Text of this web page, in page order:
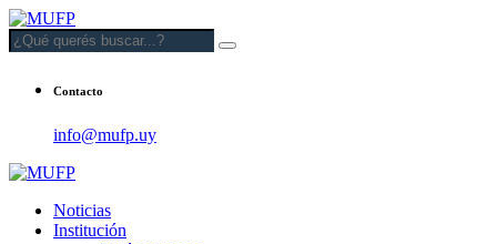
Contacto
info@mufp.uy
Noticias
Institución